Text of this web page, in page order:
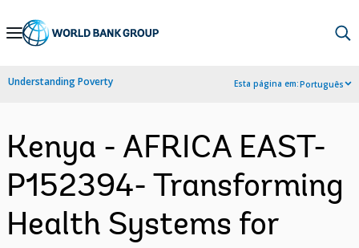
Skip
Navigation
Understanding Poverty Esta página em:Português
Kenya - AFRICA EAST-
P152394- Transforming
Health Systems for